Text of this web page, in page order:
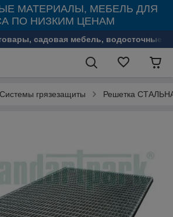
МАТЕРИАЛЫ, МЕБЕЛЬ ДЛЯ
ПО НИЗКИМ ЦЕНАМ
садовая мебель, водосточные
Системы грязезащиты Решетка